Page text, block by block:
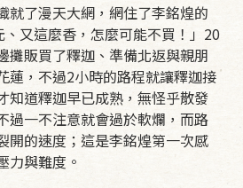
就了漫天大網，網住了李銘煌的
又這麼香，怎麼可能不買！」20
攤販買了釋迦、準備北返與親朋
蓮，不過2小時的路程就讓釋迦接
知道釋迦早已成熟，無怪乎散發
過一不注意就會過於軟爛，而路
開的速度；這是李銘煌第一次感
力與難度。